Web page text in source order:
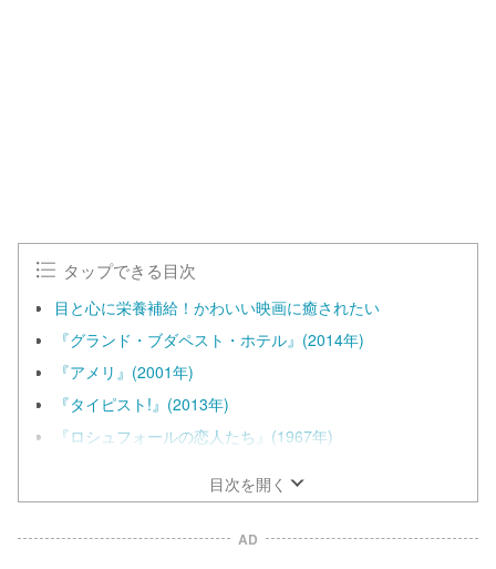
タップできる目次
目と心に栄養補給！かわいい映画に癒されたい
『グランド・ブダペスト・ホテル』(2014年)
『アメリ』(2001年)
『タイピスト!』(2013年)
『ロシュフォールの恋人たち』(1967年)
目次を開く
AD